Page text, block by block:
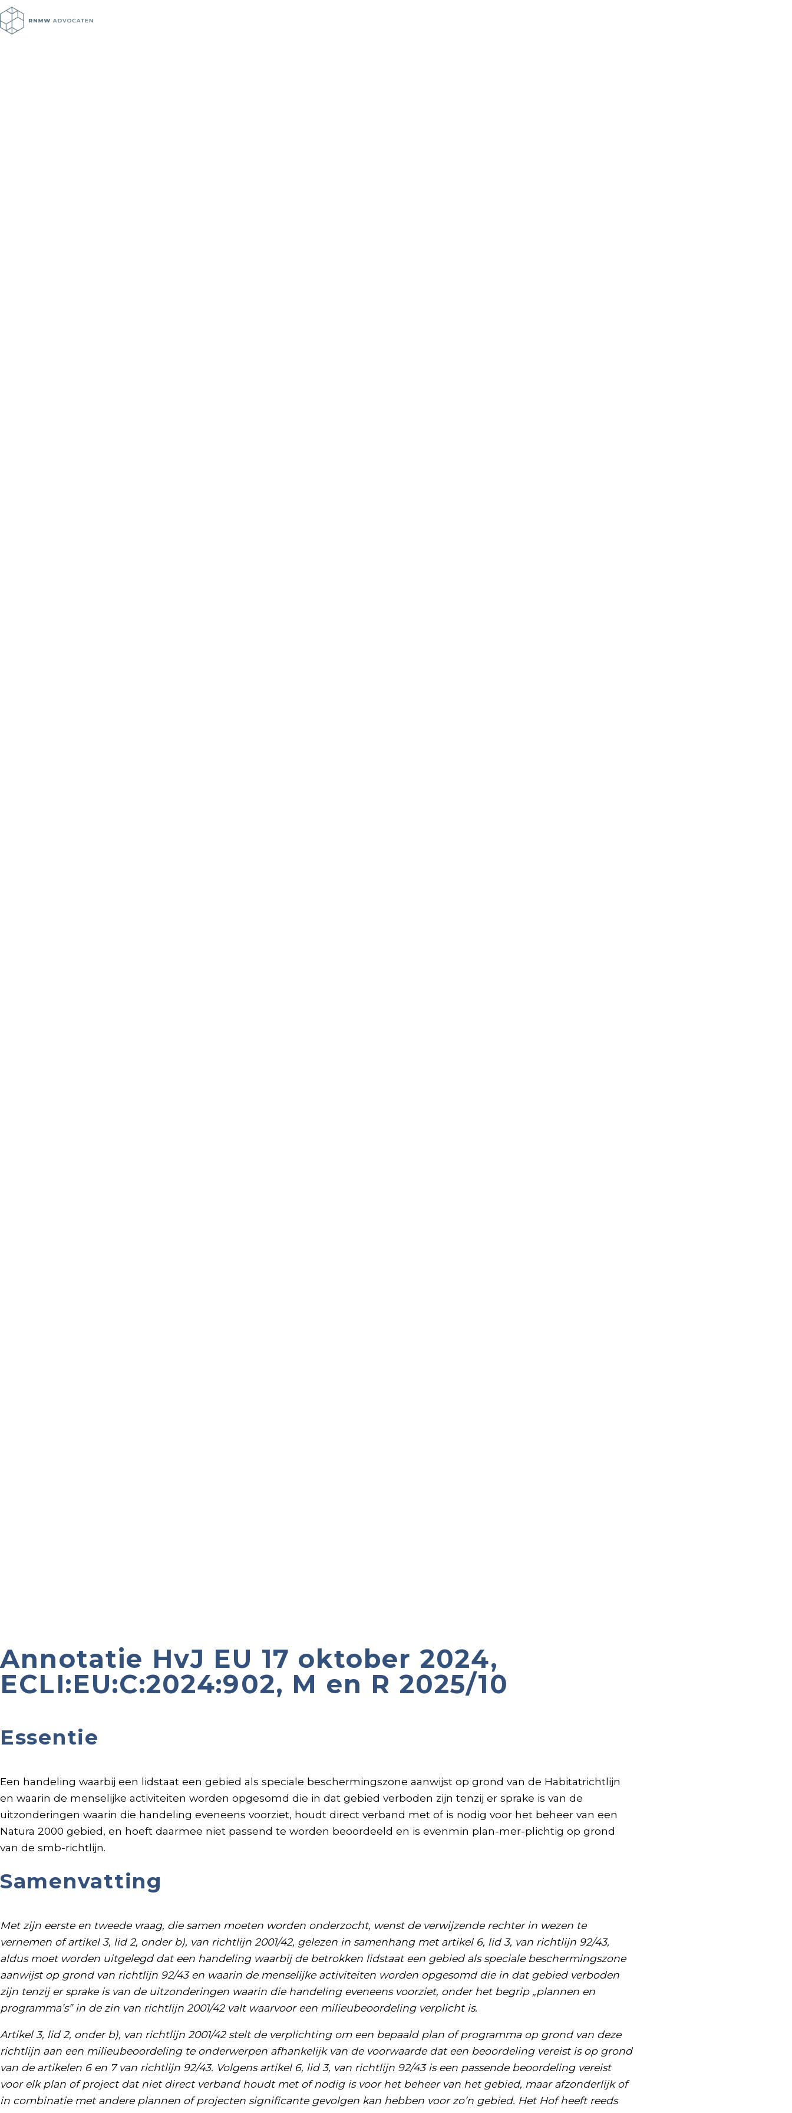
Annotatie HvJ EU 17 oktober 2024,
ECLI:EU:C:2024:902, M en R 2025/10
Essentie
Een handeling waarbij een lidstaat een gebied als speciale beschermingszone aanwijst op grond van de Habitatrichtlijn
en waarin de menselijke activiteiten worden opgesomd die in dat gebied verboden zijn tenzij er sprake is van de
uitzonderingen waarin die handeling eveneens voorziet, houdt direct verband met of is nodig voor het beheer van een
Natura 2000 gebied, en hoeft daarmee niet passend te worden beoordeeld en is evenmin plan-mer-plichtig op grond
van de smb-richtlijn.
Samenvatting
Met zijn eerste en tweede vraag, die samen moeten worden onderzocht, wenst de verwijzende rechter in wezen te
vernemen of artikel 3, lid 2, onder b), van richtlijn 2001/42, gelezen in samenhang met artikel 6, lid 3, van richtlijn 92/43,
aldus moet worden uitgelegd dat een handeling waarbij de betrokken lidstaat een gebied als speciale beschermingszone
aanwijst op grond van richtlijn 92/43 en waarin de menselijke activiteiten worden opgesomd die in dat gebied verboden
zijn tenzij er sprake is van de uitzonderingen waarin die handeling eveneens voorziet, onder het begrip „plannen en
programma’s” in de zin van richtlijn 2001/42 valt waarvoor een milieubeoordeling verplicht is.
Artikel 3, lid 2, onder b), van richtlijn 2001/42 stelt de verplichting om een bepaald plan of programma op grond van deze
richtlijn aan een milieubeoordeling te onderwerpen afhankelijk van de voorwaarde dat een beoordeling vereist is op grond
van de artikelen 6 en 7 van richtlijn 92/43. Volgens artikel 6, lid 3, van richtlijn 92/43 is een passende beoordeling vereist
voor elk plan of project dat niet direct verband houdt met of nodig is voor het beheer van het gebied, maar afzonderlijk of
in combinatie met andere plannen of projecten significante gevolgen kan hebben voor zo’n gebied. Het Hof heeft reeds